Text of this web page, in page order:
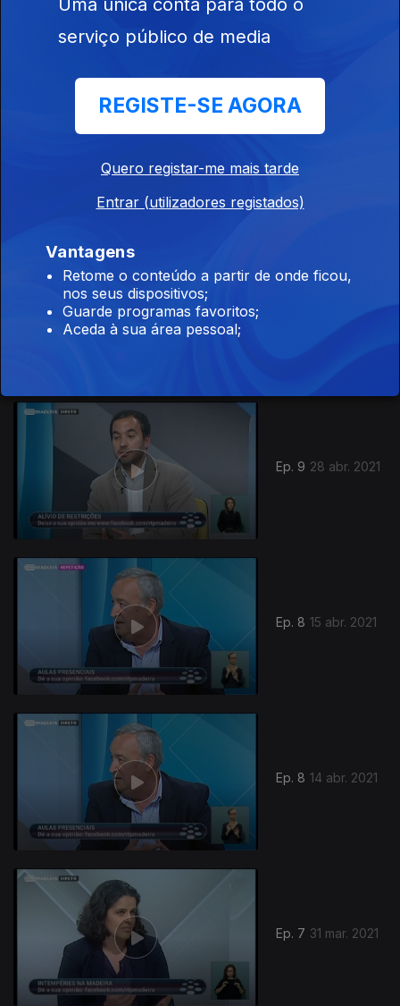
Ep. 9 28 abr. 2021
Ep. 8 15 abr. 2021
Ep. 8 14 abr. 2021
Ep. 7 31 mar. 2021
Uma única conta para todo o
serviço público de media
REGISTE-SE AGORA
Quero registar-me mais tarde
Entrar (utilizadores registados)
Vantagens
Retome o conteúdo a partir de onde ficou,
nos seus dispositivos;
Guarde programas favoritos;
Aceda à sua área pessoal;